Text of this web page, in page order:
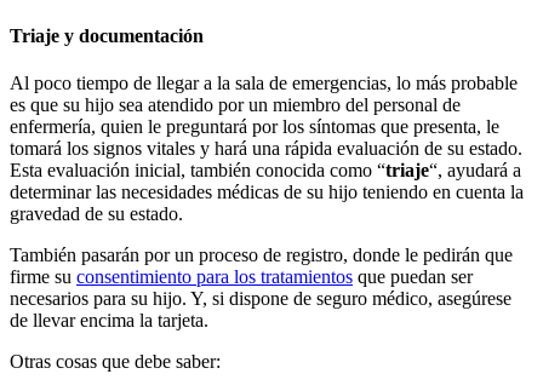
Triaje y documentación
Al poco tiempo de llegar a la sala de emergencias, lo más probable
es que su hijo sea atendido por un miembro del personal de
enfermería, quien le preguntará por los síntomas que presenta, le
tomará los signos vitales y hará una rápida evaluación de su estado.
Esta evaluación inicial, también conocida como “triaje“, ayudará a
determinar las necesidades médicas de su hijo teniendo en cuenta la
gravedad de su estado.
También pasarán por un proceso de registro, donde le pedirán que
firme su consentimiento para los tratamientos que puedan ser
necesarios para su hijo. Y, si dispone de seguro médico, asegúrese
de llevar encima la tarjeta.
Otras cosas que debe saber: